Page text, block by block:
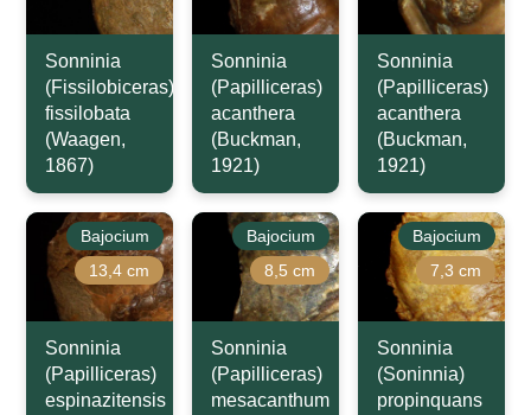
Sonninia
(Fissilobiceras)
fissilobata
(Waagen,
1867)
Sonninia
(Papilliceras)
acanthera
(Buckman,
1921)
Sonninia
(Papilliceras)
acanthera
(Buckman,
1921)
Bajocium
13,4 cm
Sonninia
(Papilliceras)
espinazitensis
Bajocium
8,5 cm
Sonninia
(Papilliceras)
mesacanthum
Bajocium
7,3 cm
Sonninia
(Soninnia)
propinquans